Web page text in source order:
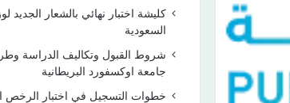
كليشة اختبار نهائي بالشعار الجديد
السعودية
شروط القبول وتكاليف الدراسة
جامعة اوكسفورد البريطانية
خطوات التسجيل في اختبار الرخص